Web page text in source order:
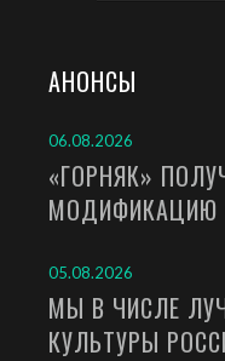
АНОНСЫ
06.08.2026
«ГОРНЯК»
МОДИФИКАЦИЮ
05.08.2026
МЫ В ЧИСЛЕ
КУЛЬТУРЫ